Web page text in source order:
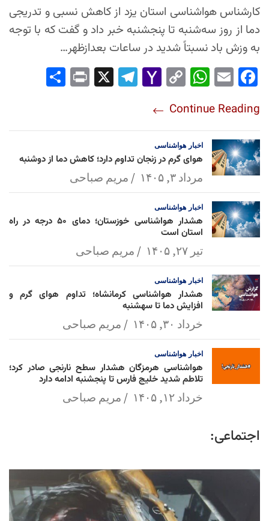
کارشناس هواشناسی استان یزد از کاهش نسبی و تدریجی
دما از روز سه‌شنبه تا پنجشنبه خبر داد و گفت که با توجه
به وزش باد نسبتاً شدید در ساعات بعدازظهر…
Fac
ok
Em
Wh
Ap
p
Co
Lin
k
Yah
l
Tel
Pri
Continue Reading
اخبار هواشناسی
هوای گرم در زنجان تداوم دارد؛ کاهش دما از دوشنبه
مرداد ۳, ۱۴۰۵ مریم صباحی
اخبار هواشناسی
هشدار هواشناسی خوزستان؛ دمای ۵۰ درجه در راه
استان است
تیر ۲۷, ۱۴۰۵ مریم صباحی
اخبار هواشناسی
هشدار هواشناسی کرمانشاه؛ تداوم هوای گرم و
افزایش دما تا سهشنبه
خرداد ۳۰, ۱۴۰۵ مریم صباحی
اخبار هواشناسی
هواشناسی هرمزگان هشدار سطح نارنجی صادر کرد؛
تلاطم شدید خلیج فارس تا پنجشنبه ادامه دارد
خرداد ۱۲, ۱۴۰۵ مریم صباحی
اجتماعی: